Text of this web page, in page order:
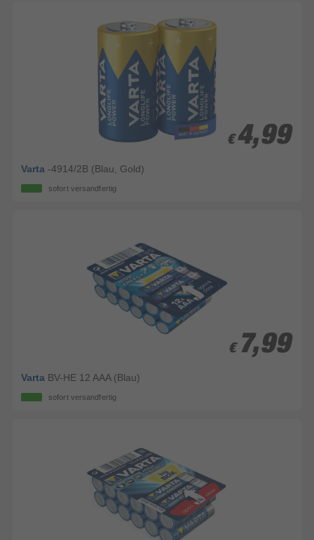
€ 4,99
€ 4,99
Varta -4914/2B (Blau, Gold)
sofort versandfertig
€ 7,99
€ 7,99
Varta BV-HE 12 AAA (Blau)
sofort versandfertig